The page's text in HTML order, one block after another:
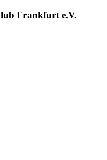
Frankfurt e.V.